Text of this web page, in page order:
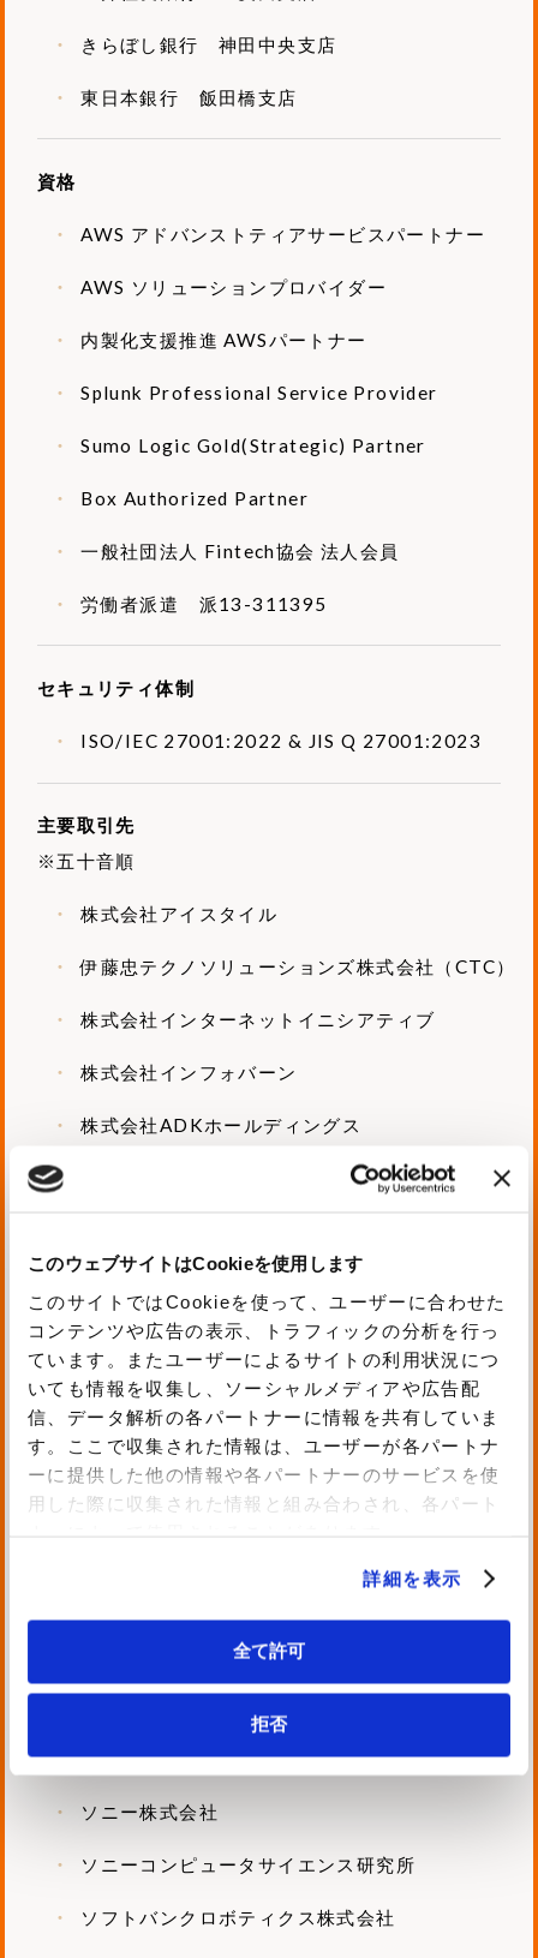
このウェブサイトはCookieを使用します
このサイトではCookieを使って、ユーザーに合わせた
コンテンツや広告の表示、トラフィックの分析を行っ
ています。またユーザーによるサイトの利用状況につ
いても情報を収集し、ソーシャルメディアや広告配
信、データ解析の各パートナーに情報を共有していま
す。ここで収集された情報は、ユーザーが各パートナ
ーに提供した他の情報や各パートナーのサービスを使
用した際に収集された情報と組み合わされ、各パート
詳細を表示
全て許可
拒否
きらぼし銀行 神田中央支店
東日本銀行 飯田橋支店
資格
AWS アドバンストティアサービスパートナー
AWS ソリューションプロバイダー
内製化支援推進 AWSパートナー
Splunk Professional Service Provider
Sumo Logic Gold(Strategic) Partner
Box Authorized Partner
一般社団法人 Fintech協会 法人会員
労働者派遣 派13-311395
セキュリティ体制
ISO/IEC 27001:2022 & JIS Q 27001:2023
主要取引先
※五十音順
株式会社アイスタイル
伊藤忠テクノソリューションズ株式会社（CTC）
株式会社インターネットイニシアティブ
株式会社インフォバーン
株式会社ADKホールディングス
クウジット株式会社
株式会社ケー･エス･イー
株式会社光文社
株式会社サイバード
ジュニパーネットワークス株式会社
センコーグループホールディングス株式会社
ソニー株式会社
ソニーコンピュータサイエンス研究所
ソフトバンクロボティクス株式会社